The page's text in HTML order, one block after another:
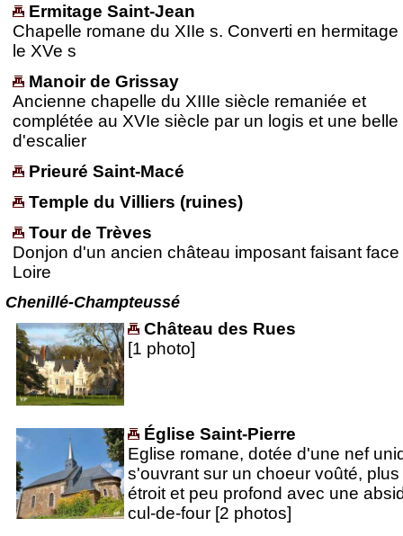
Ermitage Saint-Jean
Chapelle romane du XIIe s. Converti en hermitage
le XVe s
Manoir de Grissay
Ancienne chapelle du XIIIe siècle remaniée et
complétée au XVIe siècle par un logis et une belle
d'escalier
Prieuré Saint-Macé
Temple du Villiers (ruines)
Tour de Trèves
Donjon d'un ancien château imposant faisant face
Loire
Chenillé-Champteussé
Château des Rues
[1 photo]
Église Saint-Pierre
Eglise romane, dotée d'une nef
s'ouvrant sur un choeur voûté, plus
étroit et peu profond avec une
cul-de-four [2 photos]